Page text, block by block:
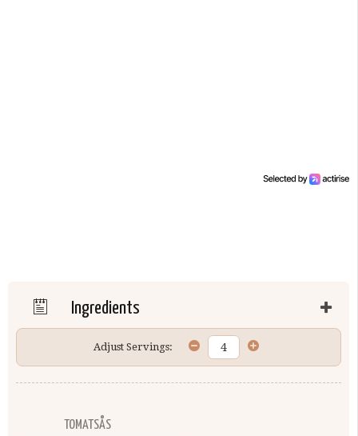
Ingredients
Adjust Servings:
TOMATSÅS